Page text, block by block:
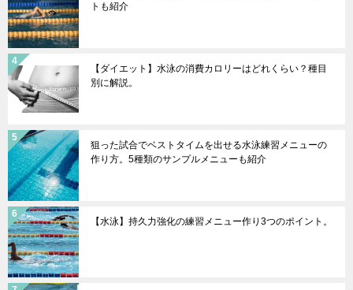
トも紹介
【ダイエット】水泳の消費カロリーはどれくらい？種目
別に解説。
狙った試合でベストタイムを出せる水泳練習メニューの
作り方。5種類のサンプルメニューも紹介
【水泳】持久力強化の練習メニュー作り3つのポイント。